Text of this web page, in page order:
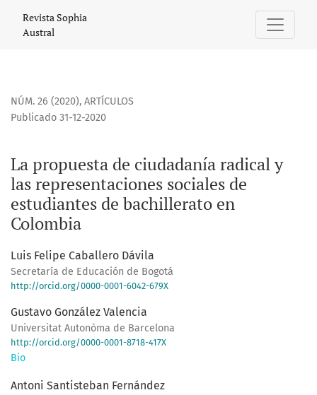
La propuesta de ciudadanía radical y las
Revista Sophia
Austral
NÚM. 26 (2020), ARTÍCULOS
La propuesta de ciudadanía radical y
las representaciones sociales de
estudiantes de bachillerato en
Colombia
Publicado 31-12-2020
Luis Felipe Caballero Dávila
Secretaría de Educación de Bogotá
http://orcid.org/0000-0001-6042-679X
Gustavo González Valencia
Universitat Autonòma de Barcelona
http://orcid.org/0000-0001-8718-417X
Bio
Antoni Santisteban Fernández